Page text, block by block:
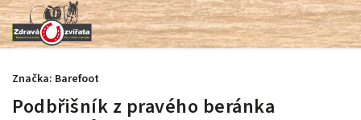
Podbřišník z pravého beránka
Značka: Barefoot